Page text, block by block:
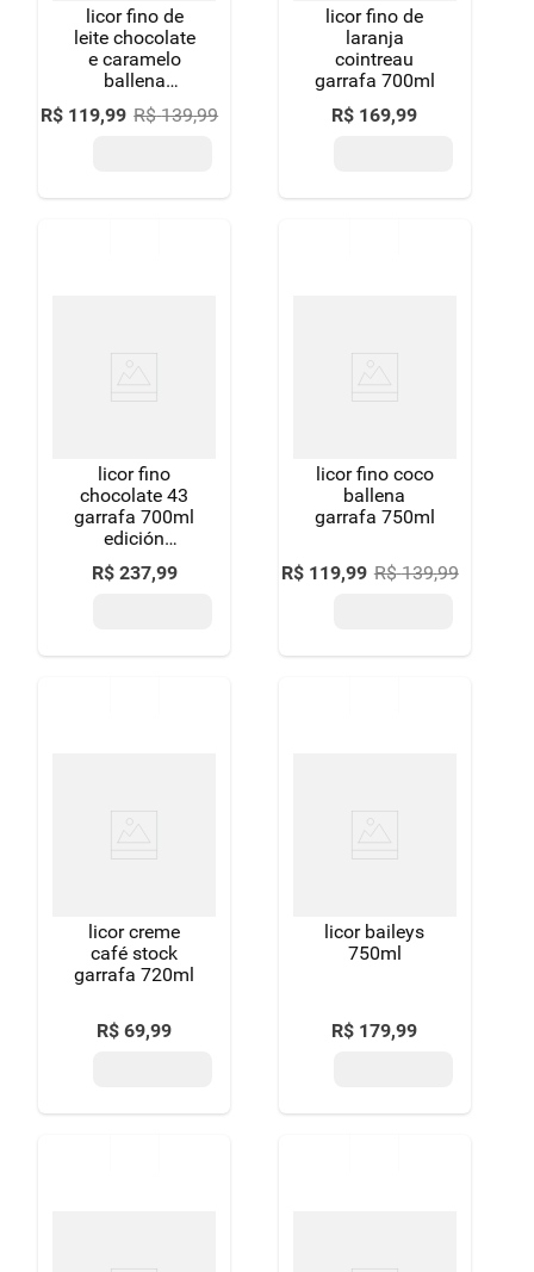
licor fino de
leite chocolate
e caramelo
ballena
garrafa 750ml
R$ 119,99 R$ 139,99
licor fino de
laranja
cointreau
garrafa 700ml
R$ 169,99
licor fino
chocolate 43
garrafa 700ml
edición
limitada
R$ 237,99
licor fino coco
ballena
garrafa 750ml
R$ 119,99 R$ 139,99
licor creme
café stock
garrafa 720ml
R$ 69,99
licor baileys
750ml
R$ 179,99